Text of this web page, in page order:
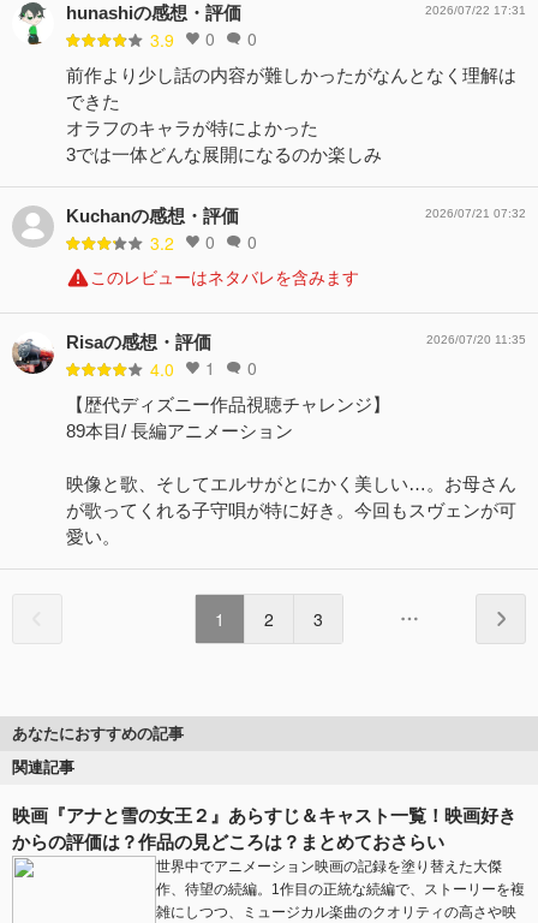
hunashiの感想・評価
3.9 0 0
2026/07/22 17:31
前作より少し話の内容が難しかったがなんとなく理解は
できた
オラフのキャラが特によかった
3では一体どんな展開になるのか楽しみ
Kuchanの感想・評価
3.2 0 0
2026/07/21 07:32
このレビューはネタバレを含みます
Risaの感想・評価
4.0 1 0
2026/07/20 11:35
【歴代ディズニー作品視聴チャレンジ】
89本目/ 長編アニメーション
映像と歌、そしてエルサがとにかく美しい…。お母さん
が歌ってくれる子守唄が特に好き。今回もスヴェンが可
愛い。
1 2 3
あなたにおすすめの記事
関連記事
映画『アナと雪の女王２』あらすじ＆キャスト一覧！映画好き
からの評価は？作品の見どころは？まとめておさらい
世界中でアニメーション映画の記録を塗り替えた大傑
作、待望の続編。1作目の正統な続編で、ストーリーを複
雑にしつつ、ミュージカル楽曲のクオリティの高さや映